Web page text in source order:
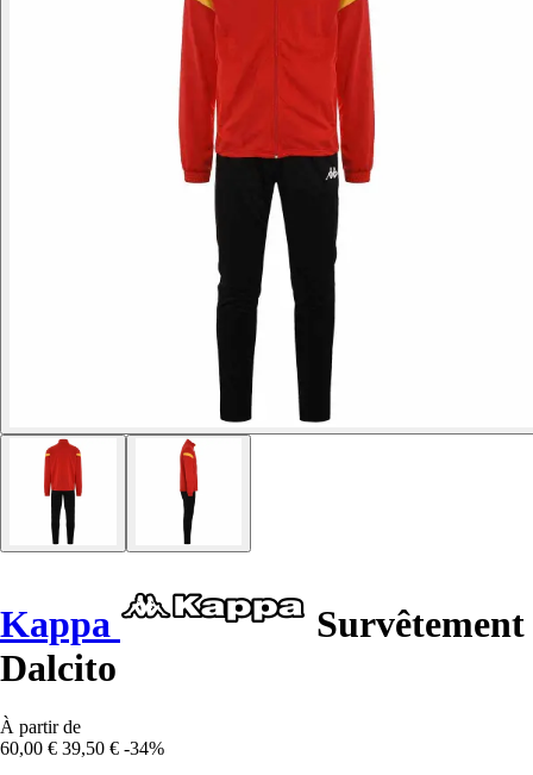
Kappa
Survêtement
Dalcito
À partir de
60,00 € 39,50 € -34%